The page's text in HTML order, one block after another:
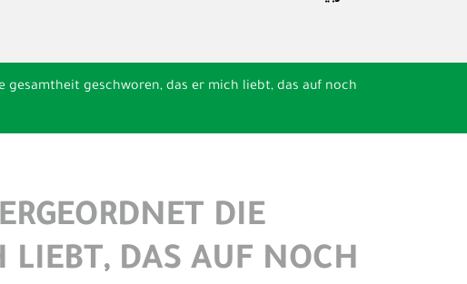
geschworen, das er mich liebt, das auf noch
DIE
LIEBT, DAS AUF NOCH